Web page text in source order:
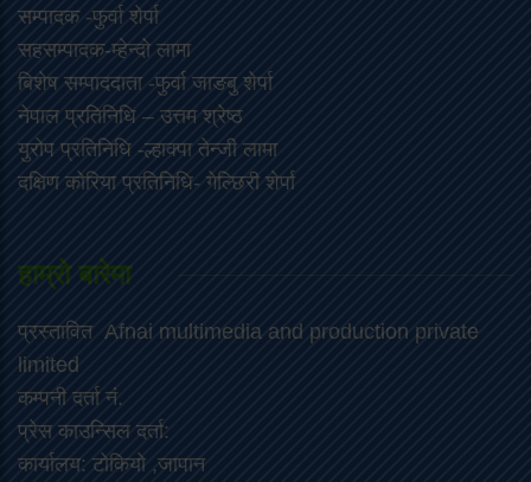
सम्पादक -फुर्वा शेर्पा
सहसम्पादक-म्हेन्दो लामा
‍बिशेष सम्पाददाता -फुर्वा जा‌ङबु शेर्पा
नेपाल प्रतिनिधि – उत्तम श्रेष्ठ
युरोप प्रतिनिधि -ल्हाक्पा तेन्जी लामा
दक्षिण कोरिया प्रतिनिधि- गेल्छिरी शेर्पा
हाम्रो बारेमा
प्रस्तावित Afnai multimedia and production private
limited
कम्पनी दर्ता नं.
प्रेस काउन्सिल दर्ता:
कार्यालय: टोकियो ,जापान